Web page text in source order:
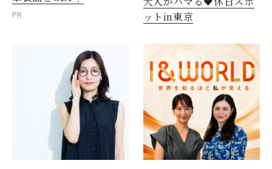
PR
ットin東京